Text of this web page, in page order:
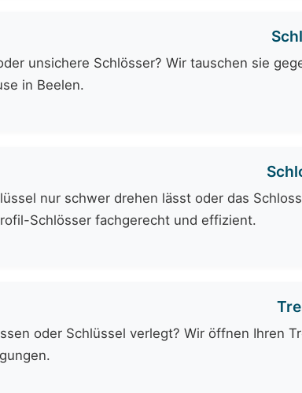
unsichere Schlösser? Wir tauschen sie
in Beelen.
nur schwer drehen lässt oder das
Schlösser fachgerecht und effizient.
oder Schlüssel verlegt? Wir öffnen Ihren